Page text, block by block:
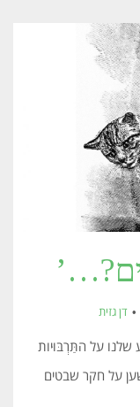
דן גזית
שלנו על התַּרְבּוּיות
על חקר שבטים